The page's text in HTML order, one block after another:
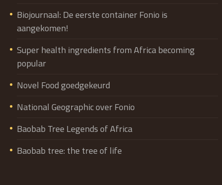
Biojournaal: De eerste container Fonio is
aangekomen!
Super health ingredients from Africa becoming
popular
Novel Food goedgekeurd
National Geographic over Fonio
Baobab Tree Legends of Africa
Baobab tree: the tree of life